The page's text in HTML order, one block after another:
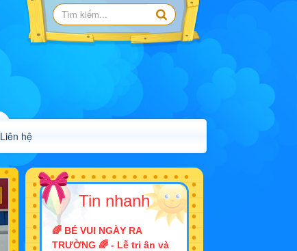
Liên hệ
Tin nhanh
🌈 BÉ VUI NGÀY RA
TRƯỜNG 🌈 - Lễ tri ân và